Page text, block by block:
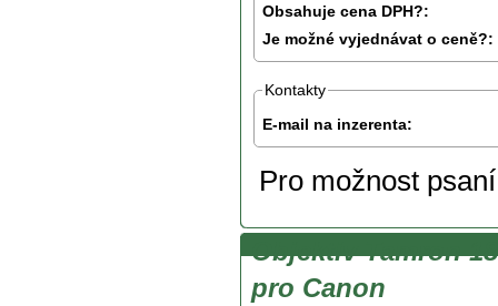
Obsahuje cena DPH?:
Je možné vyjednávat o ceně?:
Kontakty
E-mail na inzerenta:
Pro možnost
Objektiv Tamron
pro Canon